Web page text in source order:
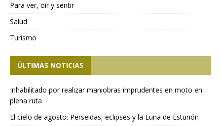
Para ver, oír y sentir
Salud
Turismo
ÚLTIMAS NOTICIAS
Inhabilitado por realizar maniobras imprudentes en moto en
plena ruta
El cielo de agosto: Perseidas, eclipses y la Luna de Esturión